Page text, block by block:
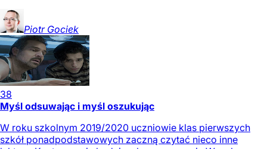
Piotr Gociek
38
Myśl odsuwając i myśl oszukując
W roku szkolnym 2019/2020 uczniowie klas pierwszych
szkół ponadpodstawowych zaczną czytać nieco inne